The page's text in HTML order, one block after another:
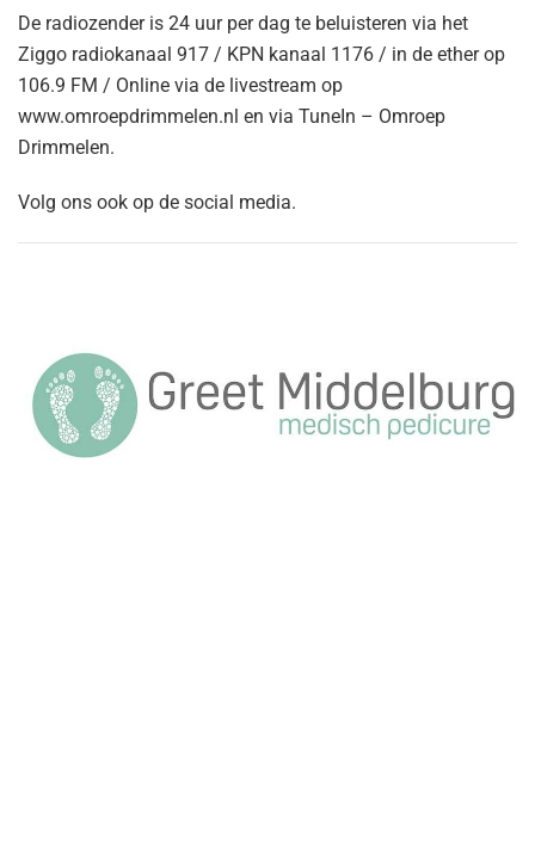
De radiozender is 24 uur per dag te beluisteren via het
Ziggo radiokanaal 917 / KPN kanaal 1176 / in de ether op
106.9 FM / Online via de livestream op
www.omroepdrimmelen.nl en via TuneIn – Omroep
Drimmelen.
Volg ons ook op de social media.